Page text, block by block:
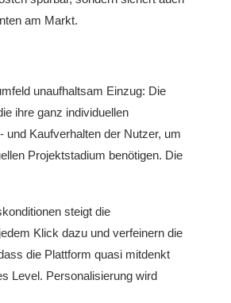
am Markt.
unaufhaltsam Einzug: Die
ihre ganz individuellen
und Kaufverhalten der Nutzer, um
Projektstadium benötigen. Die
steigt die
Klick dazu und verfeinern die
die Plattform quasi mitdenkt
Level. Personalisierung wird